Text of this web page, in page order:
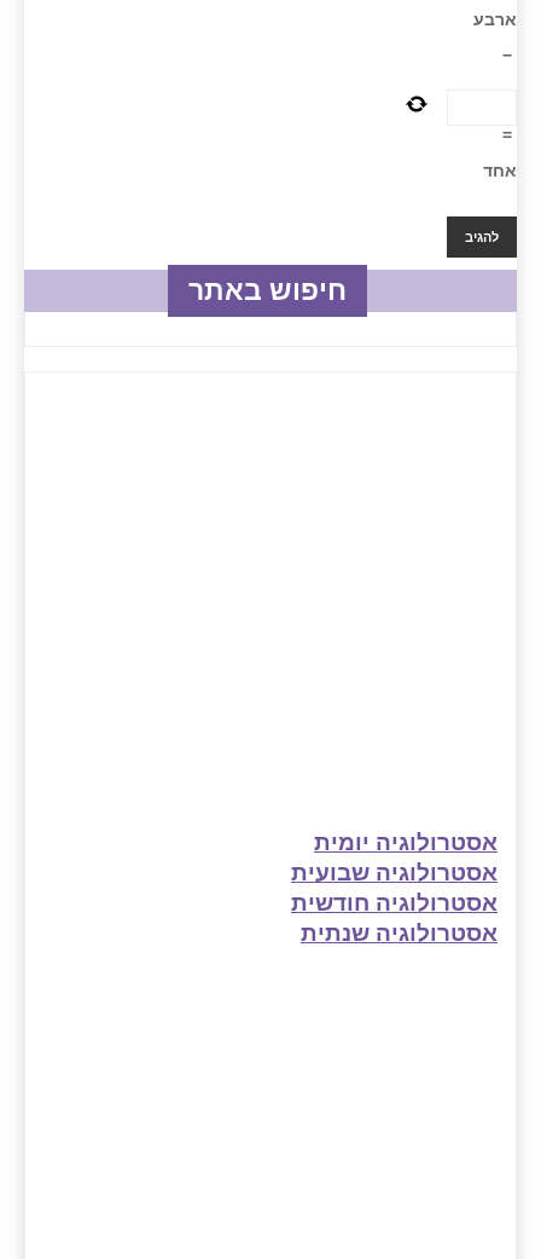
ארבע
−
=
אחד
חיפוש באתר
אסטרולוגיה יומית
אסטרולוגיה שבועית
אסטרולוגיה חודשית
אסטרולוגיה שנתית